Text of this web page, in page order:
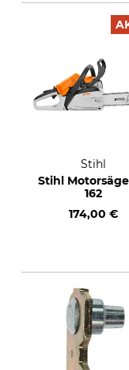
Stihl
Stihl
162
174,00 €